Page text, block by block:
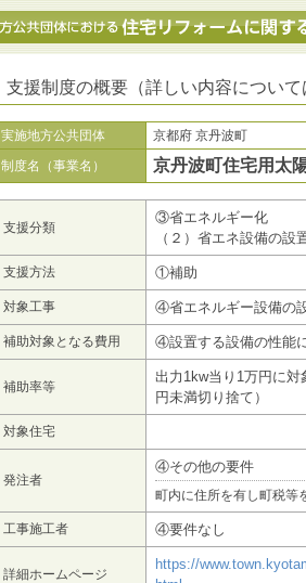
支援制度の概要（詳しい内容につい
実施地方公共団体
京都府 京丹波町
制度名（事業名）
京丹波町住宅用太
支援分類
③省エネルギー化
（２）省エネ設備の設
支援方法 ①補助
対象工事 ④省エネルギー設備の
補助対象となる費用 ④設置する設備の性能
補助率等
出力1kw当り1万円に
円未満切り捨て）
対象住宅
発注者
④その他の要件
町内に住所を有し町税等
工事施工者 ④要件なし
詳細ホームページ
https://